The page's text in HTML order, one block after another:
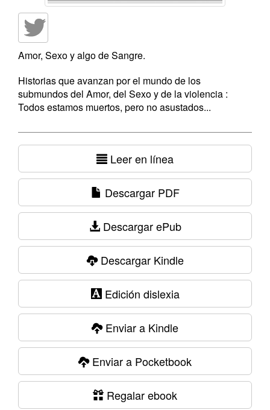
Amor, Sexo y algo de Sangre.
Historias que avanzan por el mundo de los
submundos del Amor, del Sexo y de la violencia :
Todos estamos muertos, pero no asustados...
Leer en línea
Descargar PDF
Descargar ePub
Descargar Kindle
Edición dislexia
Enviar a Kindle
Enviar a Pocketbook
Regalar ebook